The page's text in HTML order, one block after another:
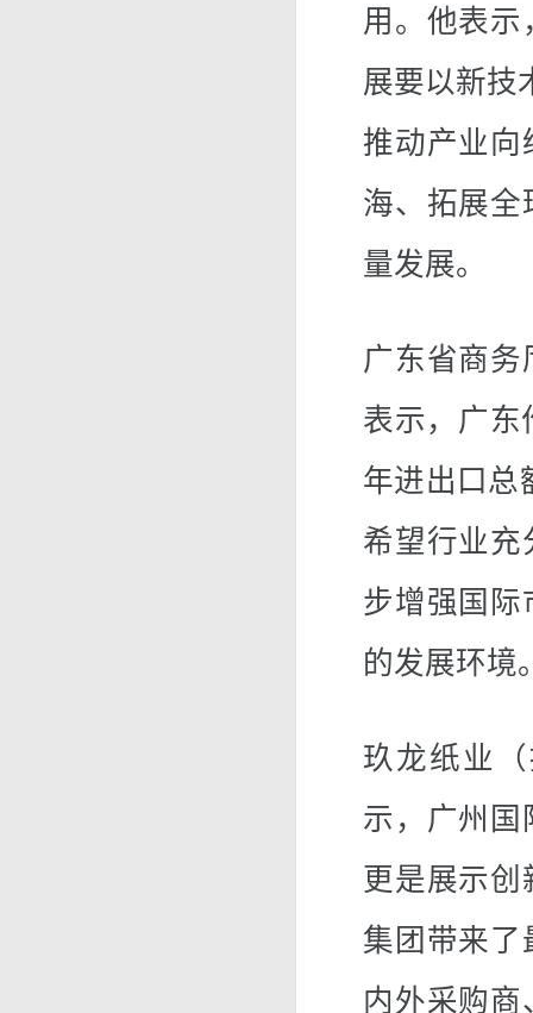
用。他表
展要以新技
推动产业向
海、拓展全
量发展。
广东省商
表示，广东
年进出口总
希望行业充
步增强国际
的发展环境
玖龙纸业
示，广州国
更是展示
集团带来了
内外采购